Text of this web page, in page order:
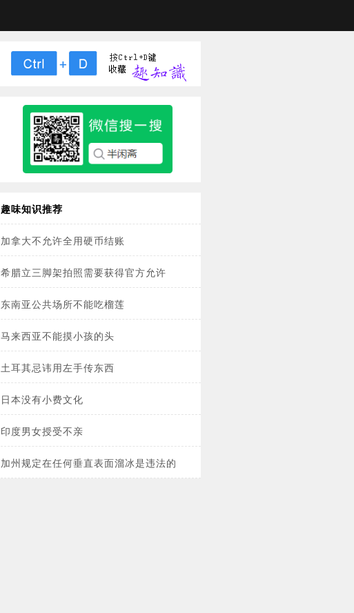
趣味知识推荐
加拿大不允许全用硬币结账
希腊立三脚架拍照需要获得官方允许
东南亚公共场所不能吃榴莲
马来西亚不能摸小孩的头
土耳其忌讳用左手传东西
日本没有小费文化
印度男女授受不亲
加州规定在任何垂直表面溜冰是违法的